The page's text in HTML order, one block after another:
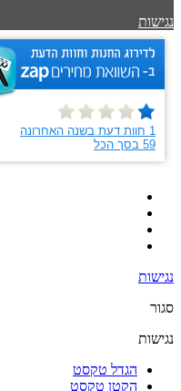
נגישות
נגישות
סגור
נגישות
הגדל טקסט
הקטן טקסט